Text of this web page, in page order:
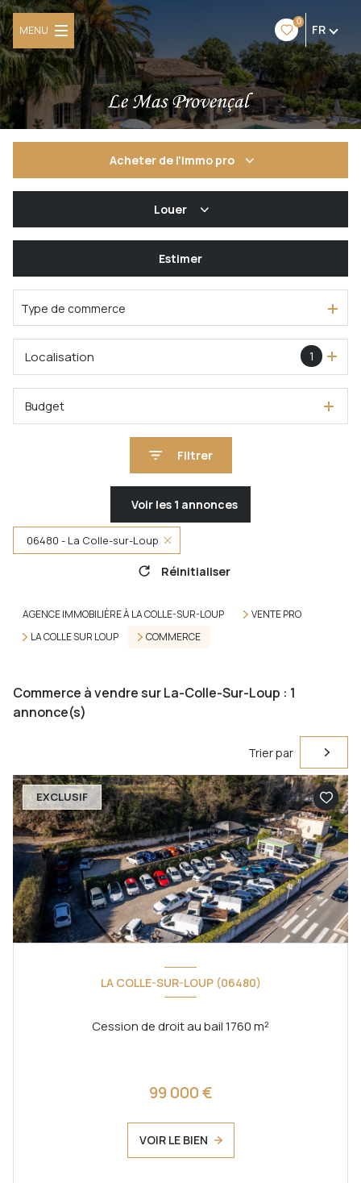
0
FR
MENU
Acheter de l'immo pro
De l'immo pro
Louer
Estimer
Type de commerce
1
Localisation
Budget
Filtrer
Voir les 1 annonces
06480 - La Colle-sur-Loup
Réinitialiser
AGENCE IMMOBILIÈRE À LA COLLE-SUR-LOUP
VENTE PRO
LA COLLE SUR LOUP
COMMERCE
Commerce à vendre sur La-Colle-Sur-Loup : 1
annonce(s)
Trier par
EXCLUSIF
LA COLLE-SUR-LOUP (06480)
Cession de droit au bail 1760 m²
99 000 €
VOIR LE BIEN